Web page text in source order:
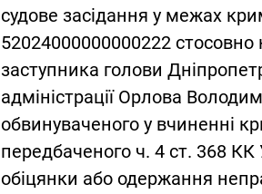
судове засідання у межах
52024000000000222
заступника голови
адміністрації Орлова
обвинуваченого у вчиненні
передбаченого ч. 4 ст. 368 КК
обіцянки або одержання